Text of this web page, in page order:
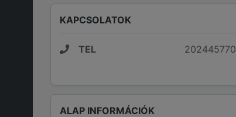
KAPCSOLATOK
TEL
202445770
ALAP INFORMÁCIÓK